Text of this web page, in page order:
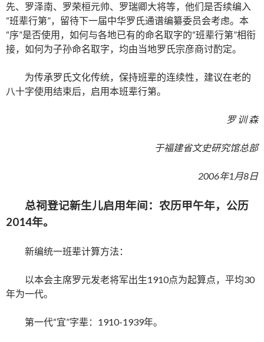
先、罗泽南、罗荣桓元帅、罗瑞卿大将等，他们是否续编入
“班辈行第”，留待下一届中华罗氏通谱编纂委员会考虑。本
“序”是否使用，如何与各地已有的命名取字的“班辈行第”相衔
接，如何为子孙命名取字，均由当地罗氏宗彦商讨酌定。
为传承罗氏文化传统，保持班辈的连续性，建议在老的
八十字使用结束后，启用本班辈行第。
罗 训 森
于福建省文史研究馆总部
2006年1月8日
总祠登记新生儿启用年间：农历甲午年，公历
2014年。
新编统一班辈计算方法：
以本会主席罗元发老将军出生1910点为起算点，平均30
年为一代。
第一代“宜”字辈：1910-1939年。